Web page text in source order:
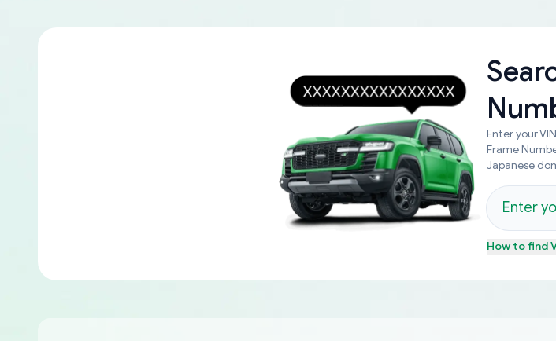
Enter your
Frame
Japanese
How to find